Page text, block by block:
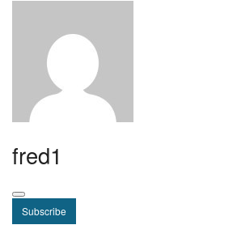
fred1
Subscribe